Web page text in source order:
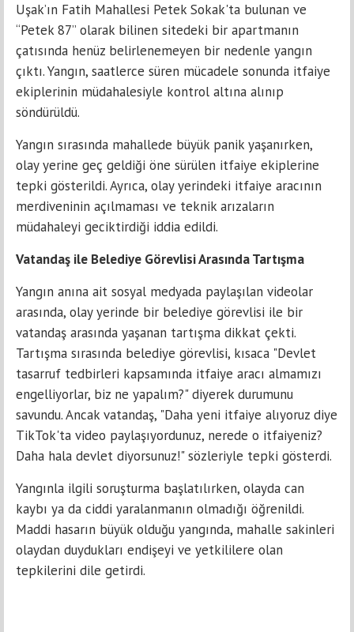
Uşak’ın Fatih Mahallesi Petek Sokak'ta bulunan ve
“Petek 87” olarak bilinen sitedeki bir apartmanın
çatısında henüz belirlenemeyen bir nedenle yangın
çıktı. Yangın, saatlerce süren mücadele sonunda itfaiye
ekiplerinin müdahalesiyle kontrol altına alınıp
söndürüldü.
Yangın sırasında mahallede büyük panik yaşanırken,
olay yerine geç geldiği öne sürülen itfaiye ekiplerine
tepki gösterildi. Ayrıca, olay yerindeki itfaiye aracının
merdiveninin açılmaması ve teknik arızaların
müdahaleyi geciktirdiği iddia edildi.
Vatandaş ile Belediye Görevlisi Arasında Tartışma
Yangın anına ait sosyal medyada paylaşılan videolar
arasında, olay yerinde bir belediye görevlisi ile bir
vatandaş arasında yaşanan tartışma dikkat çekti.
Tartışma sırasında belediye görevlisi, kısaca "Devlet
tasarruf tedbirleri kapsamında itfaiye aracı almamızı
engelliyorlar, biz ne yapalım?" diyerek durumunu
savundu. Ancak vatandaş, "Daha yeni itfaiye alıyoruz diye
TikTok'ta video paylaşıyordunuz, nerede o itfaiyeniz?
Daha hala devlet diyorsunuz!" sözleriyle tepki gösterdi.
Yangınla ilgili soruşturma başlatılırken, olayda can
kaybı ya da ciddi yaralanmanın olmadığı öğrenildi.
Maddi hasarın büyük olduğu yangında, mahalle sakinleri
olaydan duydukları endişeyi ve yetkililere olan
tepkilerini dile getirdi.